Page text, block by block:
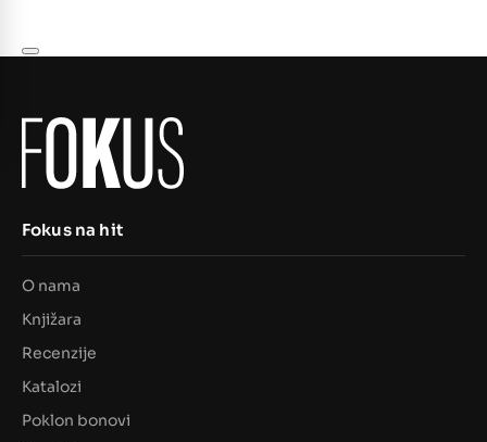
Fokus na hit
O nama
Knjižara
Recenzije
Katalozi
Poklon bonovi